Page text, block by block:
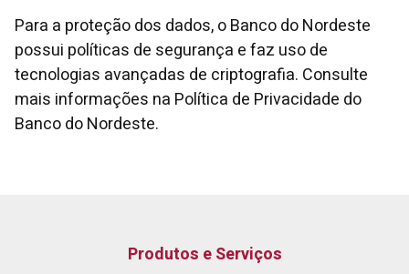
Para a proteção dos dados, o Banco do Nordeste
possui políticas de segurança e faz uso de
tecnologias avançadas de criptografia. Consulte
mais informações na Política de Privacidade do
Banco do Nordeste.
Produtos e Serviços